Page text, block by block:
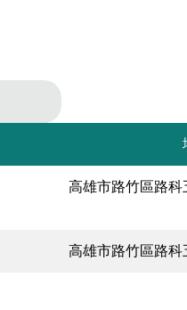
高雄市路竹區路
高雄市路竹區路